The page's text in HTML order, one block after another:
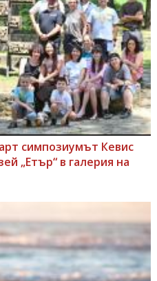
симпозиумът Кевис
„Етър“ в галерия на